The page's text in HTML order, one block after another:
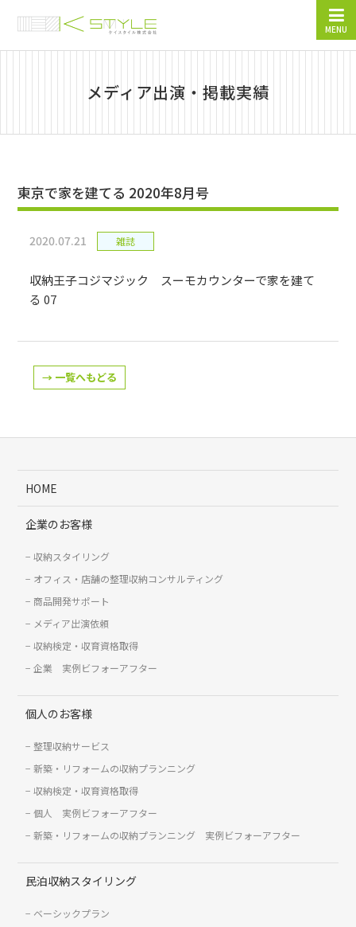
MENU
メディア出演・掲載実績
東京で家を建てる 2020年8月号
2020.07.21 雑誌
収納王子コジマジック スーモカウンターで家を建て
る 07
→ 一覧へもどる
HOME
企業のお客様
収納スタイリング
オフィス・店舗の整理収納コンサルティング
商品開発サポート
メディア出演依頼
収納検定・収育資格取得
企業 実例ビフォーアフター
個人のお客様
整理収納サービス
新築・リフォームの収納プランニング
収納検定・収育資格取得
個人 実例ビフォーアフター
新築・リフォームの収納プランニング 実例ビフォーアフター
民泊収納スタイリング
ベーシックプラン